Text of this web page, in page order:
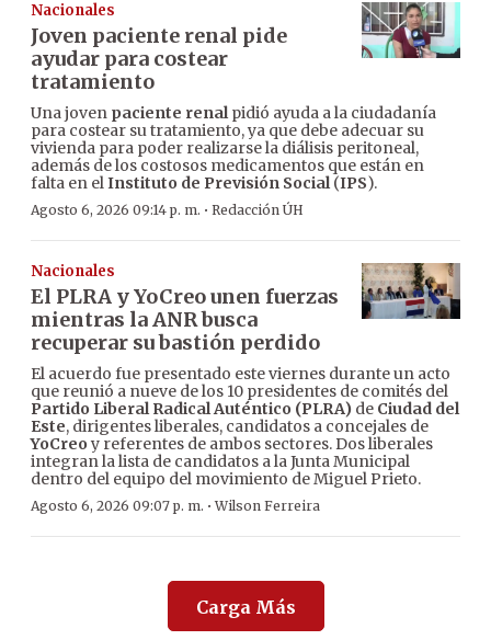
Nacionales
Joven paciente renal pide
ayudar para costear
tratamiento
Una joven paciente renalpidió ayuda a la ciudadanía
para costear su tratamiento, ya que debe adecuar su
vivienda para poder realizarse la diálisis peritoneal,
además de los costosos medicamentos que están en
falta en elInstituto de Previsión Social(IPS).
Agosto 6, 2026 09:14 p. m. · Redacción ÚH
Nacionales
El PLRA y YoCreo unen fuerzas
mientras la ANR busca
recuperar su bastión perdido
El acuerdo fue presentado este viernes durante un acto
que reunió a nueve de los 10 presidentes de comités del
Partido Liberal Radical Auténtico (PLRA) de Ciudad del
Este, dirigentes liberales, candidatos a concejales de
YoCreo y referentes de ambos sectores. Dos liberales
integran la lista de candidatos a la Junta Municipal
dentro del equipo del movimiento de Miguel Prieto.
Agosto 6, 2026 09:07 p. m. ·Wilson Ferreira
Carga Más